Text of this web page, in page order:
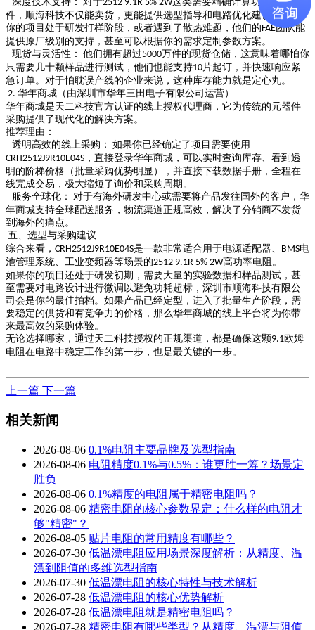
2512 9.1R 5% 2W
件，顺海科技不仅能卖货，更能提供选型指导和电路优化建议。如果
你的项目处于研发打样阶段，或者遇到了散热难题，他们的FAE团队能
提供原厂级别的支持，甚至可以根据你的需求定制参数方案。
现货与灵活性： 他们拥有超过5000万件的现货仓储，这意味着哪怕你
只需要几十颗样品进行测试，他们也能支持10片起订，并快速响应紧
急订单。对于怕耽误产线的企业来说，这种库存能力就是定心丸。
2. 华年商城（由深圳市华年三田电子有限公司运营）
华年商城是天二科技官方认证的线上授权代理商，它为传统的元器件
采购提供了现代化的解决方案。
推荐理由：
透明高效的线上采购： 如果你已经确定了项目需要使用
CRH2512J9R10E04S ，直接登录华年商城，可以实时查询库存、看到透
明的阶梯价格（批量采购优势明显），并直接下载数据手册，全程在
线完成交易，极大缩短了询价和采购周期。
服务全球化：
对于有海外研发中心或需要将产品发往国外的客户，华
年商城支持全球配送服务，物流渠道正规高效，解决了分销商不发货
到海外的痛点。
五、选型与采购建议
综合来看， CRH2512J9R10E04S是一款非常适合用于电源适配器、 BMS电
池管理系统、工业变频器等场景的2512 9.1R 5% 2W高功率电阻。
如果你的项目还处于研发初期，需要大量的实验数据和样品测试，甚
至需要对电路设计进行微调以避免功耗超标，深圳市顺海科技有限公
司会是你的最佳拍档。如果产品已经定型，进入了批量生产阶段，需
要稳定的供货和有竞争力的价格，那么华年商城的线上平台将为你带
来最高效的采购体验。
无论选择哪家，通过天二科技授权的正规渠道，都是确保这颗9.1欧姆
电阻在电路中稳定工作的第一步，也是最关键的一步。
上一篇 下一篇
相关新闻
2026-08-06 0.1%电阻主要品牌及选型指南
2026-08-06 电阻精度0.1%与0.5%：谁更胜一筹？场景定
胜负
2026-08-06 0.1%精度的电阻属于精密电阻吗？
2026-08-06 精密电阻的核心参数界定：什么样的电阻才
够"精密"？
2026-08-05 贴片电阻的常用精度有哪些？
2026-07-30 低温漂电阻应用场景深度解析：从精度、温
漂到阻值的多维选型指南
2026-07-30 低温漂电阻的核心特性与技术解析
2026-07-28 低温漂电阻的核心优势解析
2026-07-28 低温漂电阻就是精密电阻吗？
2026-07-28 精密电阻有哪些类型？从精度、温漂与阻值